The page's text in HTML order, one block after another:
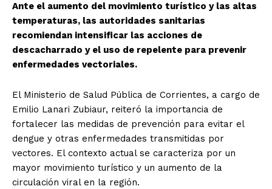
Ante el aumento del movimiento turístico y las altas
temperaturas, las autoridades sanitarias
recomiendan intensificar las acciones de
descacharrado y el uso de repelente para prevenir
enfermedades vectoriales.
El Ministerio de Salud Pública de Corrientes, a cargo de
Emilio Lanari Zubiaur, reiteró la importancia de
fortalecer las medidas de prevención para evitar el
dengue y otras enfermedades transmitidas por
vectores. El contexto actual se caracteriza por un
mayor movimiento turístico y un aumento de la
circulación viral en la región.